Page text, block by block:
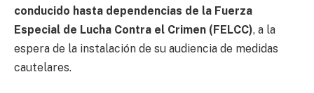
conducido hasta dependencias de la Fuerza
Especial de Lucha Contra el Crimen (FELCC), a la
espera de la instalación de su audiencia de medidas
cautelares.